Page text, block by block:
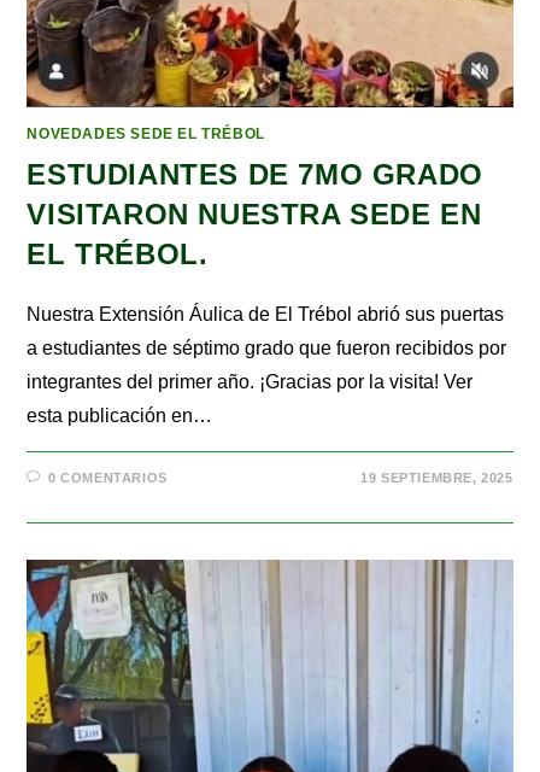
NOVEDADES SEDE EL TRÉBOL
ESTUDIANTES DE 7MO GRADO
VISITARON NUESTRA SEDE EN
EL TRÉBOL.
Nuestra Extensión Áulica de El Trébol abrió sus puertas
a estudiantes de séptimo grado que fueron recibidos por
integrantes del primer año. ¡Gracias por la visita! Ver
esta publicación en…
0 COMENTARIOS 19 SEPTIEMBRE, 2025